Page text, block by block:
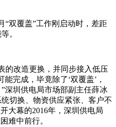
“双覆盖”工作刚启动时，差距
。
的改造更换，并同步接入低压
完成，毕竟除了‘双覆盖’，
深圳供电局市场部副主任薛冰
切换、物资供应紧张、客户不
大幕的2016年，深圳供电局
难中前行。